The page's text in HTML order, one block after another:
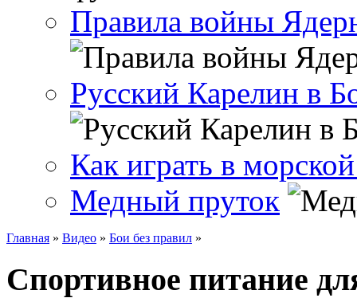
Правила войны
Русский Карелин в
Как играть в
Медный пруток
Главная » Видео » Бои без правил »
Спортивное питание